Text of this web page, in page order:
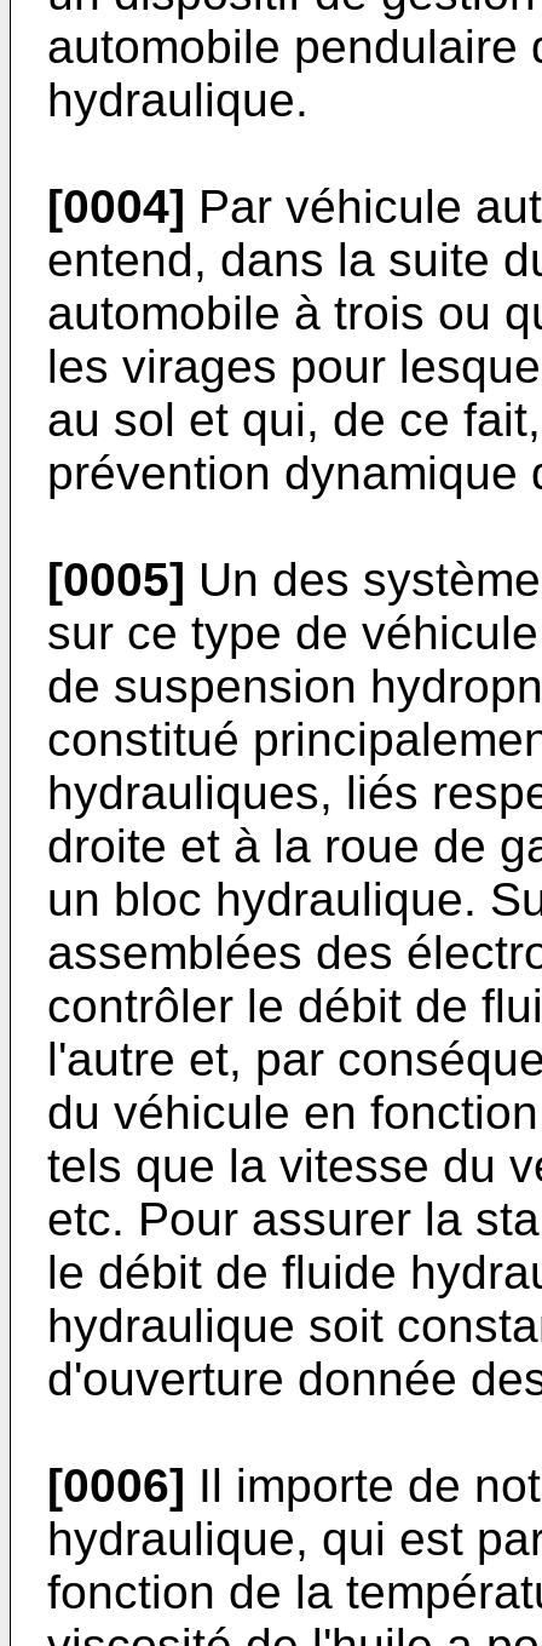
automobile pendulaire
hydraulique.
[0004] Par véhicule
entend, dans la suite
automobile à trois ou
les virages pour
au sol et qui, de ce
prévention dynamique
[0005] Un des
sur ce type de
de suspension
constitué
hydrauliques, liés
droite et à la roue de
un bloc hydraulique.
assemblées des
contrôler le débit de
l'autre et, par
du véhicule en
tels que la vitesse du
etc. Pour assurer la
le débit de fluide
hydraulique soit
d'ouverture donnée
[0006] Il importe de
hydraulique, qui est
fonction de la